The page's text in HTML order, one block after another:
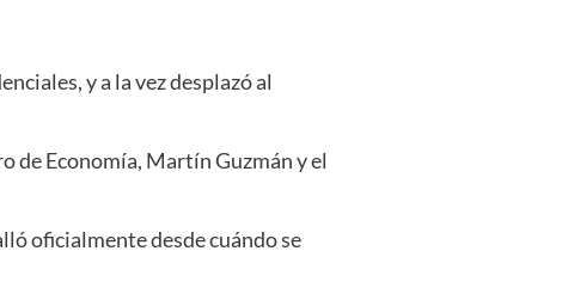
y a la vez desplazó al
de Economía, Martín Guzmán y el
oficialmente desde cuándo se